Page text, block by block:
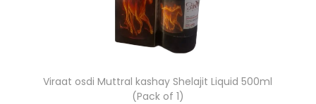
Viraat osdi Muttral kashay Shelajit Liquid 500ml
(Pack of 1)